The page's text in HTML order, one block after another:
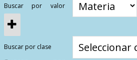
Categorías
Todos los documentos
Materias
Sitios de Interés
Contactos
Buscar por valor
Buscar por clase